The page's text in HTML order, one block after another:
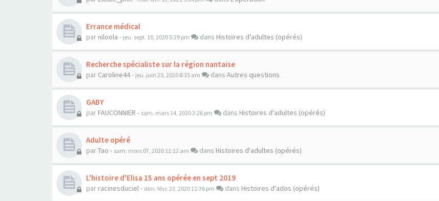
Errance médical
par niloola - jeu. sept. 10, 2020 5:29 pm dans Histoires d'adultes (opérés)
Recherche spécialiste sur la région nantaise
par Caroline44- jeu. juin 25, 2020 8:35 am dans Autres questions
GABY
par FAUCONNIER - sam. mars 14, 2020 2:26 pm dans Histoires d'adultes (opérés)
Adulte opéré
parTao - sam. mars 07, 2020 11:12 am dans Histoires d'adultes (opérés)
L'histoire d'Elisa 15 ans opérée en sept 2019
par racinesduciel- dim. févr. 23, 2020 11:36 pm dans Histoires d'ados (opérés)